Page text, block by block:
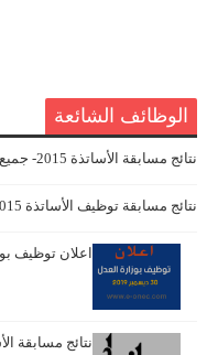
الوظائف الشائعة
نتائج مسابقة الأساتذة 2015- جميع المديريات
نتائج مسابقة توظيف الأساتذة 2015 لجميع الأطوار و المديريات
اعلان توظيف
نتائج مسابقة